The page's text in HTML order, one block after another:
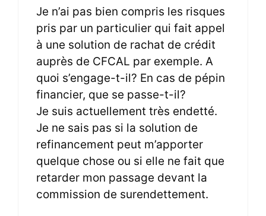
Je n’ai pas bien compris les risques
pris par un particulier qui fait appel
à une solution de rachat de crédit
auprès de CFCAL par exemple. A
quoi s’engage-t-il? En cas de pépin
financier, que se passe-t-il?
Je suis actuellement très endetté.
Je ne sais pas si la solution de
refinancement peut m’apporter
quelque chose ou si elle ne fait que
retarder mon passage devant la
commission de surendettement.